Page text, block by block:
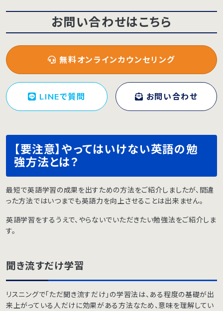
お問い合わせはこちら
無料オンラインカウンセリング
LINEで質問 お問い合わせ
【要注意】やってはいけない英語の勉
強方法とは？
最短で英語学習の成果を出すための方法をご紹介しましたが、間違
った方法ではいつまでも英語力を向上させることは出来ません。
英語学習をするうえで、やらないでいただきたい勉強法をご紹介しま
す。
聞き流すだけ学習
リスニングで「ただ聞き流すだけ」の学習法は、ある程度の基礎が出
来上がっている人だけに効果がある方法なため、意味を理解してい